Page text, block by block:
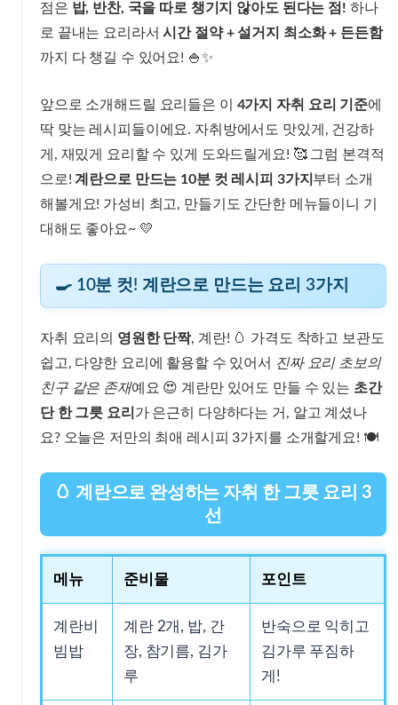
점은 밥, 반찬, 국을 따로 챙기지 않아도 된다는 점! 하나
로 끝내는 요리라서시간 절약 + 설거지 최소화 + 든든함
까지 다 챙길 수 있어요! 🍚✨
앞으로 소개해드릴 요리들은 이 4가지 자취 요리 기준에
딱 맞는 레시피들이에요. 자취방에서도 맛있게, 건강하
게, 재밌게 요리할 수 있게 도와드릴게요! 🥰 그럼 본격적
으로!계란으로 만드는 10분 컷 레시피 3가지 부터 소개
해볼게요! 가성비 최고, 만들기도 간단한 메뉴들이니 기
대해도 좋아요~ 💛
🍳 10분 컷! 계란으로 만드는 요리 3가지
자취 요리의 영원한 단짝, 계란! 🥚 가격도 착하고 보관도
쉽고, 다양한 요리에 활용할 수 있어서 진짜 요리 초보의
친구 같은 존재예요 😍 계란만 있어도 만들 수 있는 초간
단 한 그릇 요리 가 은근히 다양하다는 거, 알고 계셨나
요? 오늘은 저만의 최애 레시피 3가지를 소개할게요! 🍽
🥚 계란으로 완성하는 자취 한 그릇 요리 3
선
메뉴 준비물 포인트
계란비
빔밥
계란 2개, 밥, 간
장, 참기름, 김가
루
반숙으로 익히고
김가루 푸짐하
게!